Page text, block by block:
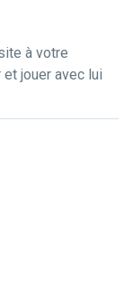
à votre
jouer avec lui